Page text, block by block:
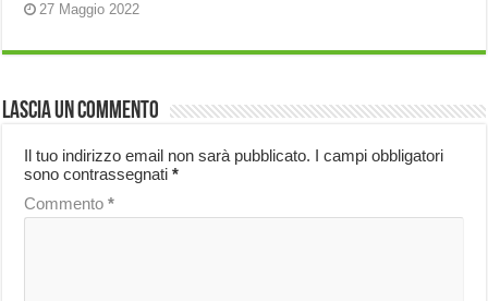
27 Maggio 2022
Lascia un commento
Il tuo indirizzo email non sarà pubblicato. I campi obbligatori
sono contrassegnati*
Commento*